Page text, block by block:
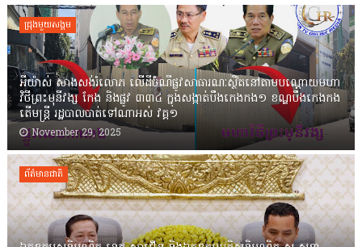
ជ្រុងមួយសង្គម
អីយ៉ាស់ សាងសង់រំលោភ លើដីចំណីផ្លូវសាធារណៈស្ថិតនៅតាមបណ្ដោយមហា
វិថីព្រះមុនីវង្ស កែង និងផ្លូវ ៣៣៤ ក្នុងសង្កាត់បឹងកេងកង១ ខណ្ឌបឹងកេងកង
តើមន្ត្រី រដ្ឋបាលបាត់ទៅណាអស់ វគ្គ១
November 29, 2025
ព័ត៌មានជាតិ